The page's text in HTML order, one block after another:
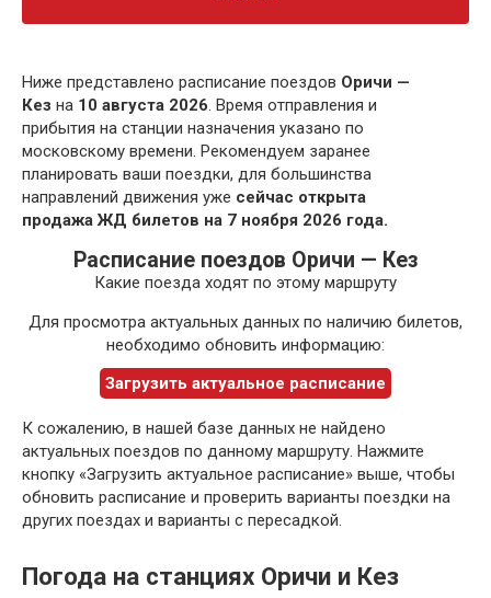
Ниже представлено расписание поездов Оричи —
Кез на 10 августа 2026. Время отправления и
прибытия на станции назначения указано по
московскому времени. Рекомендуем заранее
планировать ваши поездки, для большинства
направлений движения уже сейчас открыта
продажа ЖД билетов на 7 ноября 2026 года.
Расписание поездов Оричи — Кез
Какие поезда ходят по этому маршруту
Для просмотра актуальных данных по наличию билетов,
необходимо обновить информацию:
Загрузить актуальное расписание
К сожалению, в нашей базе данных не найдено
актуальных поездов по данному маршруту. Нажмите
кнопку «Загрузить актуальное расписание» выше, чтобы
обновить расписание и проверить варианты поездки на
других поездах и варианты с пересадкой.
Погода на станциях Оричи и Кез